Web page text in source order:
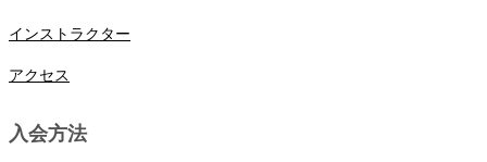
インストラクター
アクセス
入会方法